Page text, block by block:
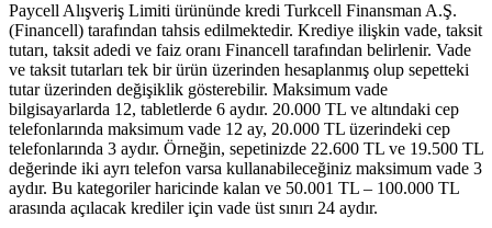
Paycell Alışveriş Limiti ürününde kredi Turkcell Finansman A.Ş.
(Financell) tarafından tahsis edilmektedir. Krediye ilişkin vade, taksit
tutarı, taksit adedi ve faiz oranı Financell tarafından belirlenir. Vade
ve taksit tutarları tek bir ürün üzerinden hesaplanmış olup sepetteki
tutar üzerinden değişiklik gösterebilir. Maksimum vade
bilgisayarlarda 12, tabletlerde 6 aydır. 20.000 TL ve altındaki cep
telefonlarında maksimum vade 12 ay, 20.000 TL üzerindeki cep
telefonlarında 3 aydır. Örneğin, sepetinizde 22.600 TL ve 19.500 TL
değerinde iki ayrı telefon varsa kullanabileceğiniz maksimum vade 3
aydır. Bu kategoriler haricinde kalan ve 50.001 TL – 100.000 TL
arasında açılacak krediler için vade üst sınırı 24 aydır.